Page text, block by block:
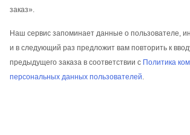
заказ».
Наш сервис запоминает данные о пользователе,
и в следующий раз предложит вам повторить к
предыдущего заказа в соответствии с Политика
персональных данных пользователей